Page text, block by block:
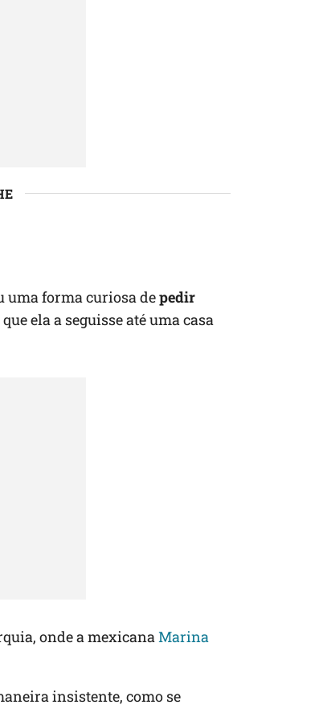
uma forma curiosa depedir
ela a seguisse até uma casa
onde a mexicanaMarina
insistente, como se